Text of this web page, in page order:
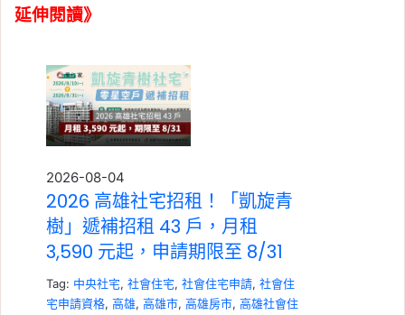
延伸閱讀》
2026-08-04
2026 高雄社宅招租！「凱旋青
樹」遞補招租 43 戶，月租
3,590 元起，申請期限至 8/31
Tag: 中央社宅, 社會住宅, 社會住宅申請, 社會住
宅申請資格, 高雄, 高雄市, 高雄房市, 高雄社會住